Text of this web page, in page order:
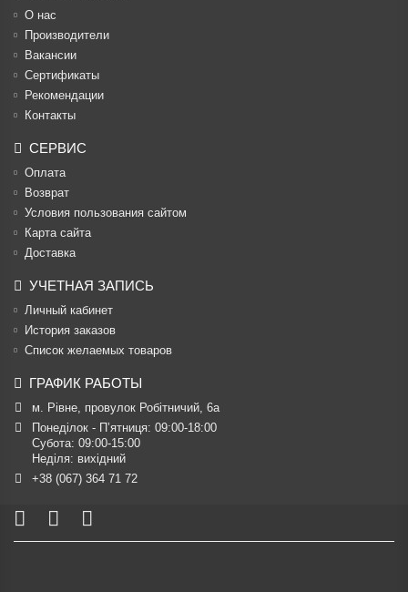
О нас
Производители
Вакансии
Cертификаты
Рекомендации
Контакты
СЕРВИС
Оплата
Возврат
Условия пользования сайтом
Карта сайта
Доставка
УЧЕТНАЯ ЗАПИСЬ
Личный кабинет
История заказов
Список желаемых товаров
ГРАФИК РАБОТЫ
м. Рівне, провулок Робітничий, 6а
Понеділок - П’ятниця: 09:00-18:00
Субота: 09:00-15:00
Неділя: вихідний
+38 (067) 364 71 72